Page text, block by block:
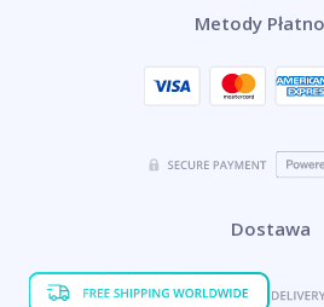
Metody
Dostawa